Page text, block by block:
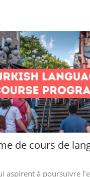
de cours de
aspirent à poursuivre